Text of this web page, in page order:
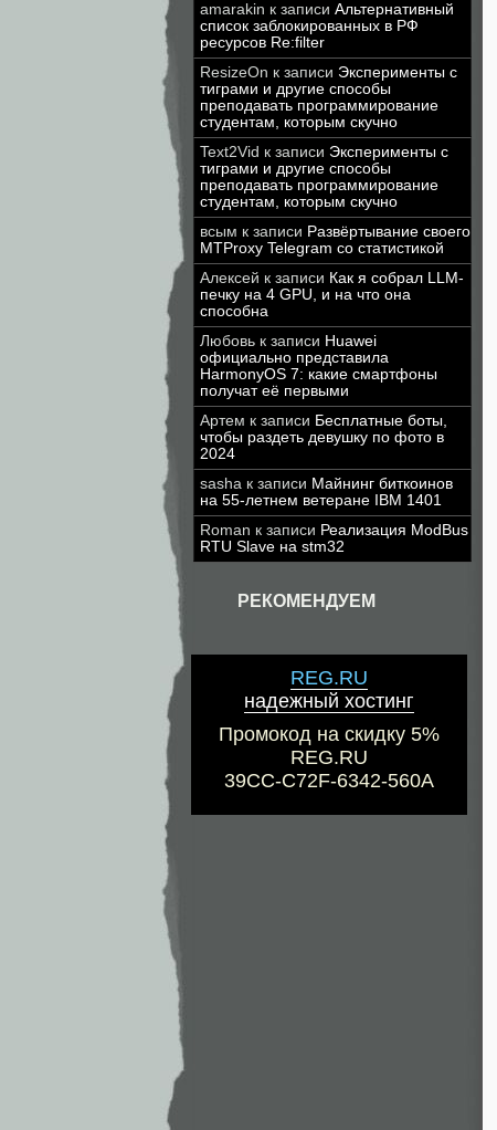
amarakin к записи Альтернативный
список заблокированных в РФ
ресурсов Re:filter
ResizeOn к записи Эксперименты с
тиграми и другие способы
преподавать программирование
студентам, которым скучно
Text2Vid к записи Эксперименты с
тиграми и другие способы
преподавать программирование
студентам, которым скучно
всым к записи Развёртывание своего
MTProxy Telegram со статистикой
Алексей к записи Как я собрал LLM-
печку на 4 GPU, и на что она
способна
Любовь к записи Huawei
официально представила
HarmonyOS 7: какие смартфоны
получат её первыми
Артем к записи Бесплатные боты,
чтобы раздеть девушку по фото в
2024
sasha к записи Майнинг биткоинов
на 55-летнем ветеране IBM 1401
Roman к записи Реализация ModBus
RTU Slave на stm32
РЕКОМЕНДУЕМ
REG.RU
надежный хостинг
Промокод на скидку 5%
REG.RU
39CC-C72F-6342-560A